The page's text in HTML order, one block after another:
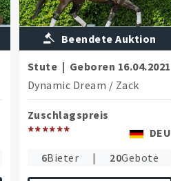
Beendete Auktion
Stute | Geboren 16.04.2021
Dynamic Dream / Zack
Zuschlagspreis
******
DEU
6Bieter | 20Gebote